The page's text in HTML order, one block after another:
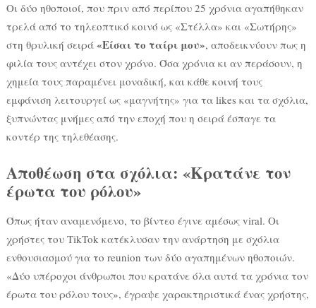
Οι δύο ηθοποιοί, που πριν από περίπου 25 χρόνια αγαπήθηκαν
τρελά από το τηλεοπτικό κοινό ως «Στέλλα» και «Σωτήρης»
στη θρυλική σειρά «Είσαι το ταίρι μου», αποδεικνύουν πως η
φιλία τους αντέχει στον χρόνο. Όσα χρόνια κι αν περάσουν, η
χημεία τους παραμένει μοναδική, και κάθε κοινή τους
εμφάνιση λειτουργεί ως «μαγνήτης» για τα likes και τα σχόλια,
ξυπνώντας μνήμες από την εποχή που η σειρά έσπαγε τα
κοντέρ της τηλεθέασης.
Αποθέωση στα σχόλια: «Κρατάνε τον
έρωτα του ρόλου»
Όπως ήταν αναμενόμενο, το βίντεο έγινε αμέσως viral. Οι
χρήστες του TikTok κατέκλυσαν την ανάρτηση με σχόλια
ενθουσιασμού για το reunion των δύο αγαπημένων ηθοποιών.
«Δύο υπέροχοι άνθρωποι που κρατάνε όλα αυτά τα χρόνια τον
έρωτα του ρόλου τους», έγραψε χαρακτηριστικά ένας χρήστης,